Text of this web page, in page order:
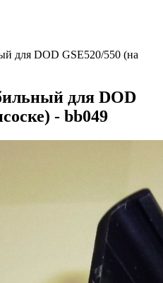
для DOD GSE520/550 (на
для DOD
- bb049